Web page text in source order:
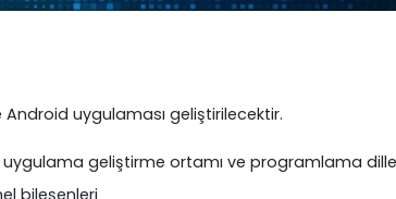
uygulaması geliştirilecektir.
geliştirme ortamı ve programlama